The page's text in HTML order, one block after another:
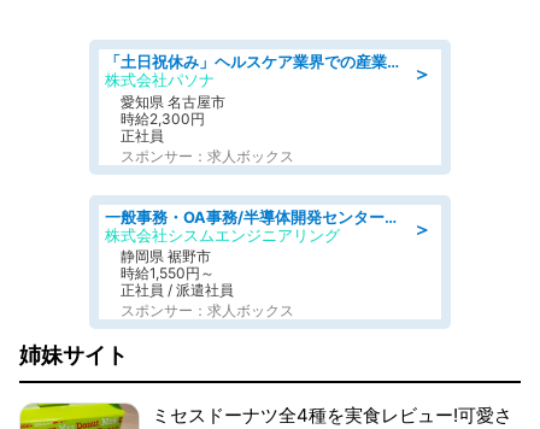
＞
「土日祝休み」ヘルスケア業界での産業保健師業務/看護師/高時給/未経験OK/要資格:正看護師
株式会社パソナ
愛知県 名古屋市
時給2,300円
正社員
スポンサー：求人ボックス
＞
一般事務・OA事務/半導体開発センター内で事務&軽作業スタッフ、募集
株式会社シスムエンジニアリング
静岡県 裾野市
時給1,550円～
正社員 / 派遣社員
スポンサー：求人ボックス
姉妹サイト
ミセスドーナツ全4種を実食レビュー!可愛さ